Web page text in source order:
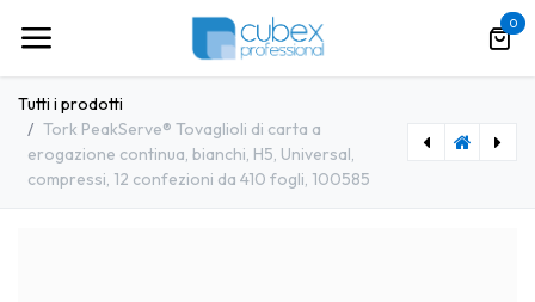
0
Tutti i prodotti
Tork PeakServe® Tovaglioli di carta a
erogazione continua, bianchi, H5, Universal,
compressi, 12 confezioni da 410 fogli, 100585